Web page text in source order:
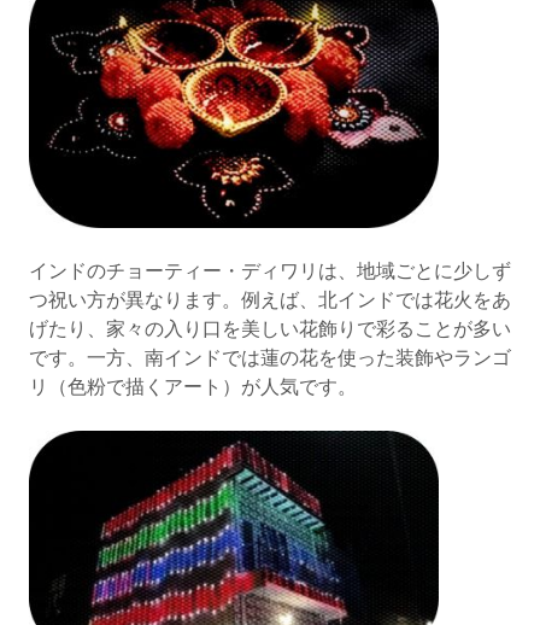
インドのチョーティー・ディワリは、地域ごとに少しず
つ祝い方が異なります。例えば、北インドでは花火をあ
げたり、家々の入り口を美しい花飾りで彩ることが多い
です。一方、南インドでは蓮の花を使った装飾やランゴ
リ（色粉で描くアート）が人気です。